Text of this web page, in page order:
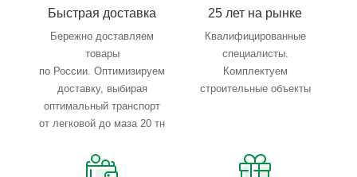
Быстрая доставка
Бережно доставляем
товары
по России. Оптимизируем
доставку, выбирая
оптимальный транспорт
от легковой до маза 20 тн
25 лет на рынке
Квалифицированные
специалисты.
Комплектуем
строительные объекты